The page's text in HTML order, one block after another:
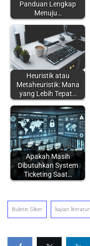
Panduan Lengkap
Menuju…
Heuristik atau
Metaheuristik: Mana
yang Lebih Tepat…
Apakah Masih
Dibutuhkan System
Ticketing Saat…
Buletin Siber kajian literatur